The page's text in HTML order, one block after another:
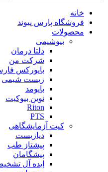
خانه
فروشگاه پارس پیوند
محصولات
بیوشیمی
دلتا درمان
شرکت من
بایورکس
زیست شیمی
بایومد
نوین بیوکیت
Riton
PTS
کیت آزمایشگاهی
دیازیست
پیشتاز طب
پیشگامان
ایده آل